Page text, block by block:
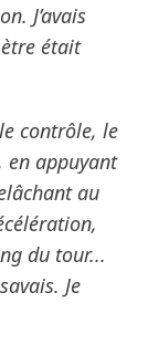
J’avais
était
contrôle, le
en appuyant
au
du tour...
Je